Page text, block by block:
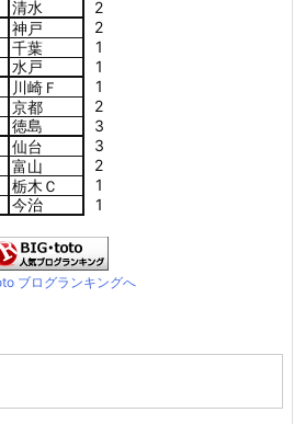
清水
2
神戸
2
千葉
1
水戸
1
川崎Ｆ
1
京都
2
徳島
3
仙台
3
富山
2
栃木Ｃ
1
今治 1
ブログランキングへ